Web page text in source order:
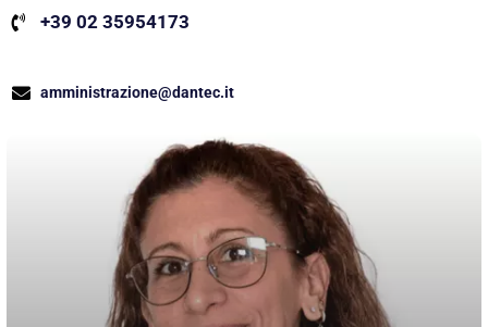
+39 02 35954173
amministrazione@dantec.it